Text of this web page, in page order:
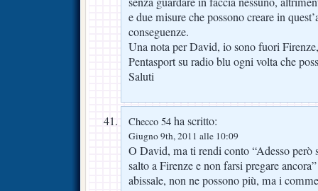
e due misure che possono creare in
conseguenze.
Una nota per David, io sono fuori
Pentasport su radio blu ogni volta che
Saluti
Checco 54 ha scritto:
Giugno 9th, 2011 alle 10:09
O David, ma ti rendi conto “Adesso però
salto a Firenze e non farsi pregare
abissale, non ne possono più, ma i